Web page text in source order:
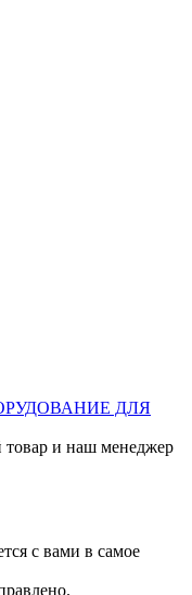
ДЛЯ
товар и наш менеджер
с вами в самое